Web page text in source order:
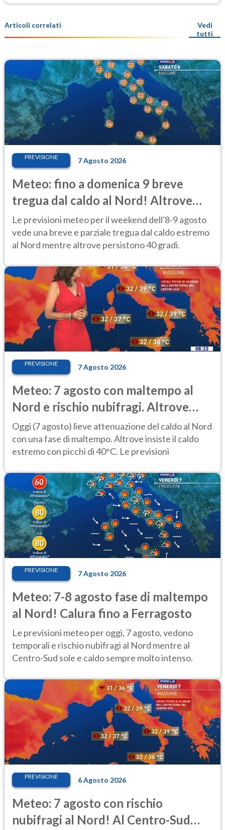
Articoli correlati
Vedi
tutti
PREVISIONE 7 Agosto 2026
Meteo: fino a domenica 9 breve
tregua dal caldo al Nord! Altrove
calura e afa
Le previsioni meteo per il weekend dell'8-9 agosto
vede una breve e parziale tregua dal caldo estremo
al Nord mentre altrove persistono 40 gradi.
PREVISIONE 7 Agosto 2026
Meteo: 7 agosto con maltempo al
Nord e rischio nubifragi. Altrove
caldo estremo
Oggi (7 agosto) lieve attenuazione del caldo al Nord
con una fase di maltempo. Altrove insiste il caldo
estremo con picchi di 40°C. Le previsioni
PREVISIONE 7 Agosto 2026
Meteo: 7-8 agosto fase di maltempo
al Nord! Calura fino a Ferragosto
Le previsioni meteo per oggi, 7 agosto, vedono
temporali e rischio nubifragi al Nord mentre al
Centro-Sud sole e caldo sempre molto intenso.
PREVISIONE 6 Agosto 2026
Meteo: 7 agosto con rischio
nubifragi al Nord! Al Centro-Sud